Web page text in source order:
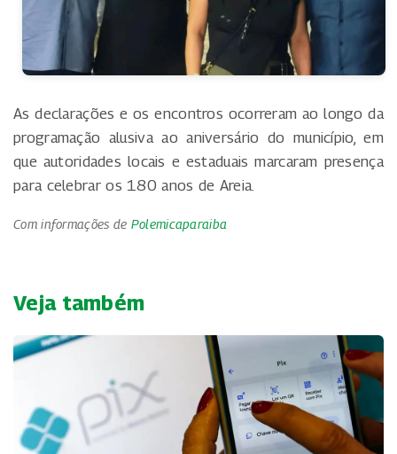
As declarações e os encontros ocorreram ao longo da
programação alusiva ao aniversário do município, em
que autoridades locais e estaduais marcaram presença
para celebrar os 180 anos de Areia.
Com informações de Polemicaparaiba
Veja também